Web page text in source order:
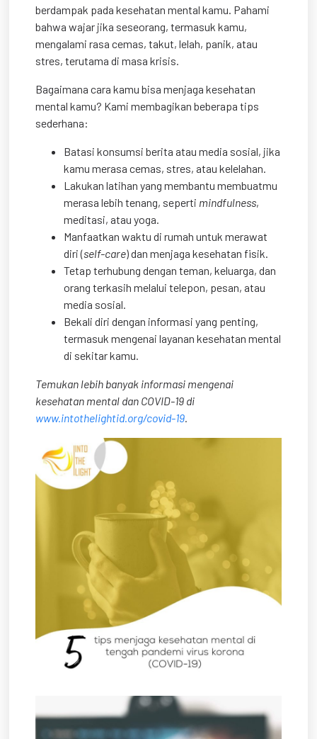
berdampak pada kesehatan mental kamu. Pahami
bahwa wajar jika seseorang, termasuk kamu,
mengalami rasa cemas, takut, lelah, panik, atau
stres, terutama di masa krisis.
Bagaimana cara kamu bisa menjaga kesehatan
mental kamu? Kami membagikan beberapa tips
sederhana:
Batasi konsumsi berita atau media sosial, jika
kamu merasa cemas, stres, atau kelelahan.
Lakukan latihan yang membantu membuatmu
merasa lebih tenang, seperti mindfulness,
meditasi, atau yoga.
Manfaatkan waktu di rumah untuk merawat
diri (self-care) dan menjaga kesehatan fisik.
Tetap terhubung dengan teman, keluarga, dan
orang terkasih melalui telepon, pesan, atau
media sosial.
Bekali diri dengan informasi yang penting,
termasuk mengenai layanan kesehatan mental
di sekitar kamu.
Temukan lebih banyak informasi mengenai
kesehatan mental dan COVID-19 di
www.intothelightid.org/covid-19.